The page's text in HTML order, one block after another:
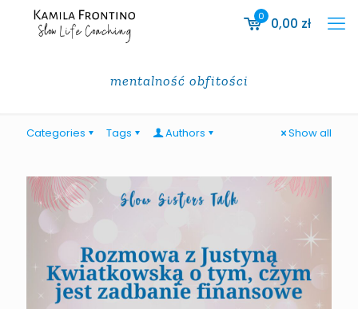
0 0,00 zł
mentalność obfitości
Categories Tags Authors Show all